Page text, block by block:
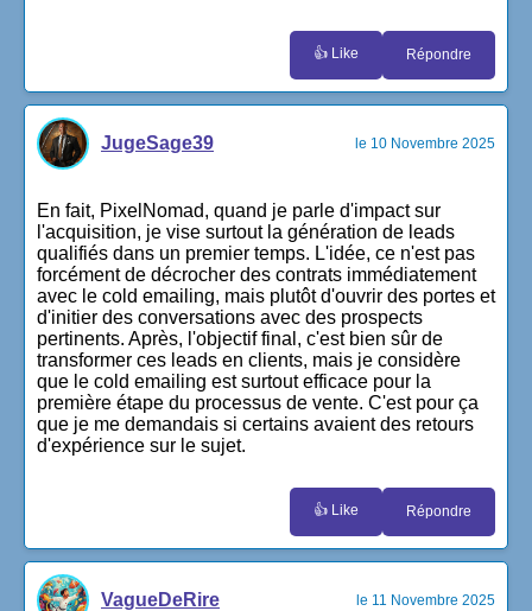
👍 Like Répondre
JugeSage39 le 10 Novembre 2025
En fait, PixelNomad, quand je parle d'impact sur
l'acquisition, je vise surtout la génération de leads
qualifiés dans un premier temps. L'idée, ce n'est pas
forcément de décrocher des contrats immédiatement
avec le cold emailing, mais plutôt d'ouvrir des portes et
d'initier des conversations avec des prospects
pertinents. Après, l'objectif final, c'est bien sûr de
transformer ces leads en clients, mais je considère
que le cold emailing est surtout efficace pour la
première étape du processus de vente. C'est pour ça
que je me demandais si certains avaient des retours
d'expérience sur le sujet.
👍 Like Répondre
VagueDeRire le 11 Novembre 2025